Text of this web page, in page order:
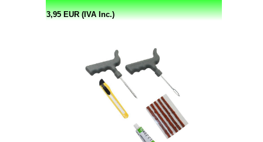
3,95 EUR (IVA Inc.)